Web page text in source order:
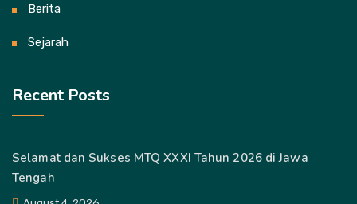
Berita
Sejarah
Recent Posts
Selamat dan Sukses MTQ XXXI Tahun 2026 di Jawa
Tengah